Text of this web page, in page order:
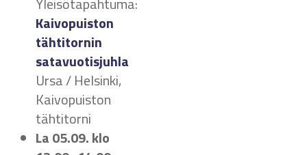
Kaivopuiston
tähtitornin
satavuotisjuhla
Ursa / Helsinki,
Kaivopuiston
tähtitorni
La 05.09.klo